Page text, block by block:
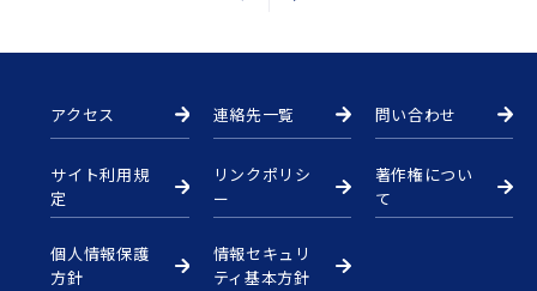
アクセス 連絡先一覧 問い合わせ
サイト利用規
定
リンクポリシ
ー
著作権につい
て
個人情報保護
方針
情報セキュリ
ティ基本方針